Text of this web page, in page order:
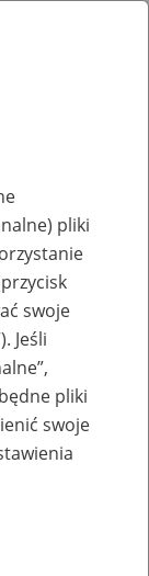
50+
pliki
swoje
Jeśli
pliki
swoje